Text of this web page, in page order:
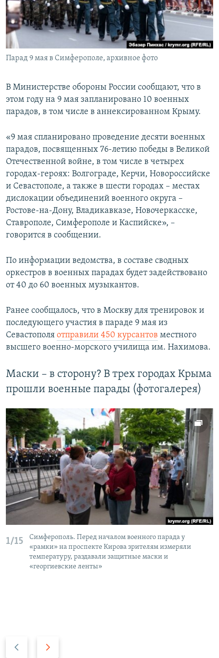
ПОБЕДИТЕЛЕЙ НЕ СУДЯТ?
КРЫМ.НЕПОКОРЕННЫЙ
ELIFBE
УКРАИНСКАЯ ПРОБЛЕМА КРЫМА
ПРИСОЕДИНЯЙТЕСЬ!
Парад 9 мая в Симферополе, архивное фото
В Министерстве обороны России сообщают, что в
этом году на 9 мая запланировано 10 военных
парадов, в том числе в аннексированном Крыму.
«9 мая спланировано проведение десяти военных
парадов, посвященных 76-летию победы в Великой
Отечественной войне, в том числе в четырех
городах-героях: Волгограде, Керчи, Новороссийске
и Севастополе, а также в шести городах – местах
дислокации объединений военного округа –
Ростове-на-Дону, Владикавказе, Новочеркасске,
Ставрополе, Симферополе и Каспийске», –
говорится в сообщении.
По информации ведомства, в составе сводных
оркестров в военных парадах будет задействовано
от 40 до 60 военных музыкантов.
Ранее сообщалось, что в Москву для тренировок и
последующего участия в параде 9 мая из
Севастополя отправили 450 курсантов местного
высшего военно-морского училища им. Нахимова.
Маски – в сторону? В трех городах Крыма
прошли военные парады (фотогалерея)
1/15
Симферополь. Перед началом военного парада у
«рамки» на проспекте Кирова зрителям измеряли
температуру, раздавали защитные маски и
«георгиевские ленты»